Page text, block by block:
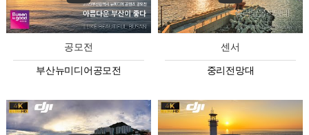
공모전
부산뉴미디어공모전
센서
중리전망대